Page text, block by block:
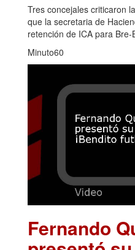
Tres concejales criticaron
que la secretaria de
retención de ICA para Bre-
Minuto60
Fernando